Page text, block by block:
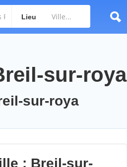
Lieu
sur-roya
sur-roya
: Breil-sur-